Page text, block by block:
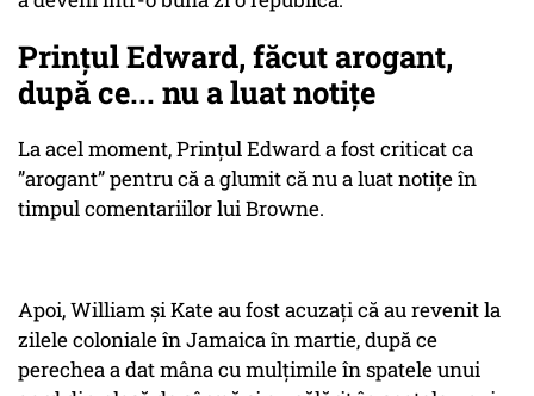
Prințul Edward, făcut arogant,
după ce... nu a luat notițe
La acel moment, Prințul Edward a fost criticat ca
”arogant” pentru că a glumit că nu a luat notițe în
timpul comentariilor lui Browne.
Apoi, William și Kate au fost acuzați că au revenit la
zilele coloniale în Jamaica în martie, după ce
perechea a dat mâna cu mulțimile în spatele unui